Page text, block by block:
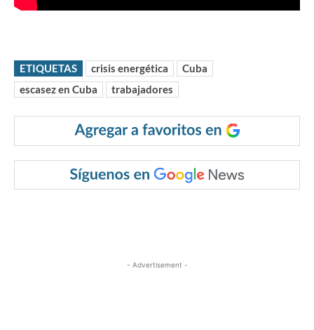
ETIQUETAS crisis energética
Cuba
escasez en Cuba
trabajadores
- Advertisement -